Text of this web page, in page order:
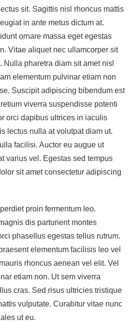
sit. Sagittis nisl rhoncus mattis
in ante metus dictum at.
ornare massa eget egestas
Vitae aliquet nec ullamcorper sit
Nulla pharetra diam sit amet nisl
elementum pulvinar etiam non
Suscipit adipiscing bibendum est
viverra suspendisse potenti
orci dapibus ultrices in iaculis
lectus nulla at volutpat diam ut.
facilisi. Auctor eu augue ut
varius vel. Egestas sed tempus
sit amet consectetur adipiscing
proin fermentum leo.
dis parturient montes
phasellus egestas tellus rutrum.
elementum facilisis leo vel
rhoncus aenean vel elit. Vel
etiam non. Ut sem viverra
cras. Sed risus ultricies tristique
vulputate. Curabitur vitae nunc
ut eu.